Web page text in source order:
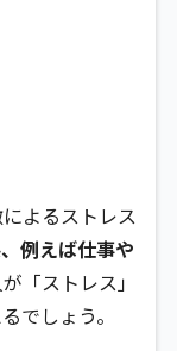
よるストレス
例えば仕事や
「ストレス」
でしょう。